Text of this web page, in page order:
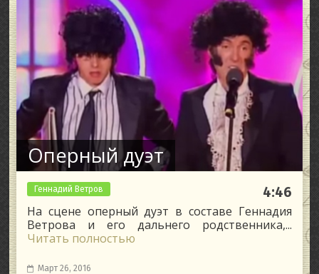
Оперный дуэт
Геннадий Ветров 4:46
На сцене оперный дуэт в составе Геннадия
Ветрова и его дальнего родственника,...
Читать полностью
Март 26, 2016